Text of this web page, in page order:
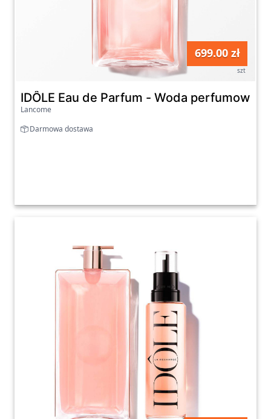
699.00 zł
szt
IDÔLE Eau de Parfum - Woda perfumowana
Lancome
Darmowa dostawa